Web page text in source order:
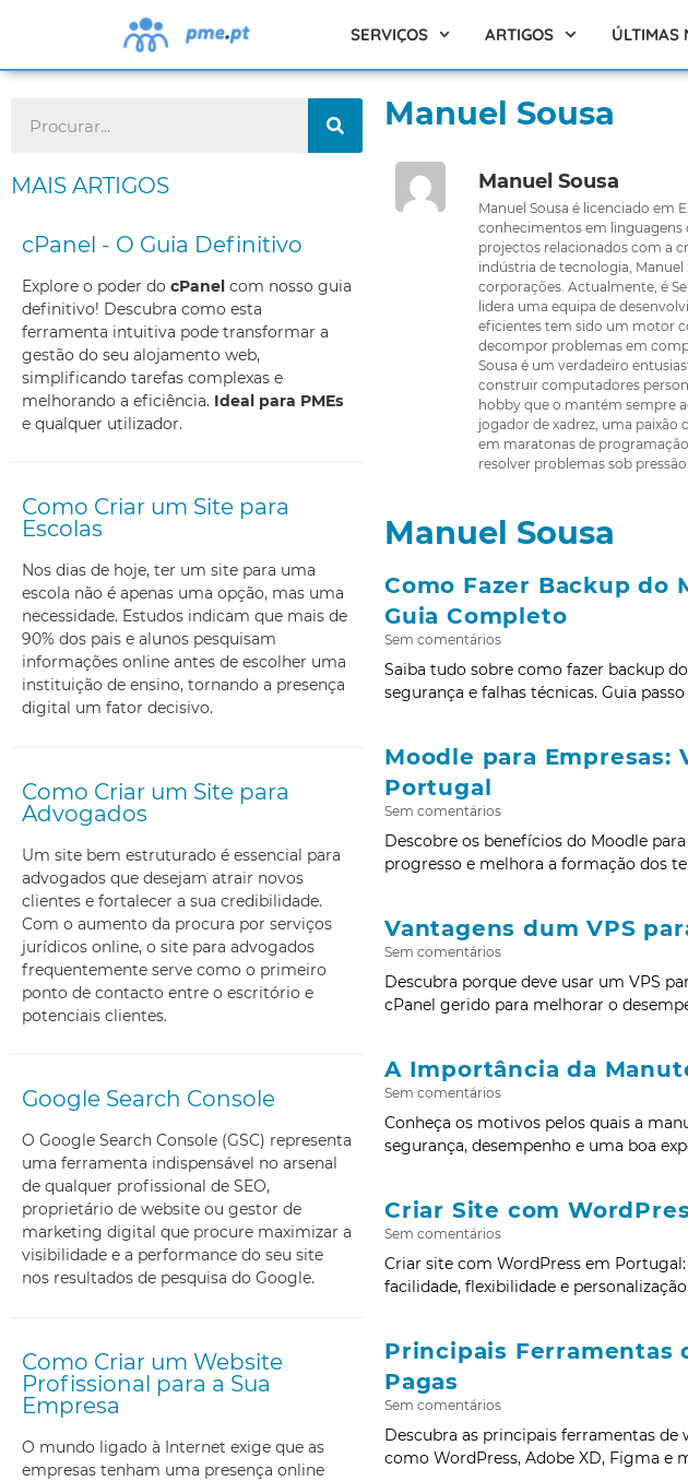
SERVIÇOS ARTIGOS ÚLTIMAS
MAIS ARTIGOS
cPanel - O Guia Definitivo
Explore o poder do cPanel com nosso guia
definitivo! Descubra como esta
ferramenta intuitiva pode transformar a
gestão do seu alojamento web,
simplificando tarefas complexas e
melhorando a eficiência. Ideal para PMEs
e qualquer utilizador.
Como Criar um Site para
Escolas
Nos dias de hoje, ter um site para uma
escola não é apenas uma opção, mas uma
necessidade. Estudos indicam que mais de
90% dos pais e alunos pesquisam
informações online antes de escolher uma
instituição de ensino, tornando a presença
digital um fator decisivo.
Como Criar um Site para
Advogados
Um site bem estruturado é essencial para
advogados que desejam atrair novos
clientes e fortalecer a sua credibilidade.
Com o aumento da procura por serviços
jurídicos online, o site para advogados
frequentemente serve como o primeiro
ponto de contacto entre o escritório e
potenciais clientes.
Google Search Console
O Google Search Console (GSC) representa
uma ferramenta indispensável no arsenal
de qualquer profissional de SEO,
proprietário de website ou gestor de
marketing digital que procure maximizar a
visibilidade e a performance do seu site
nos resultados de pesquisa do Google.
Como Criar um Website
Profissional para a Sua
Empresa
O mundo ligado à Internet exige que as
empresas tenham uma presença online
Manuel Sousa
Manuel Sousa
Manuel Sousa é licenciado em
conhecimentos em linguagens
projectos relacionados com a
indústria de tecnologia,
corporações. Actualmente, é
lidera uma equipa de
eficientes tem sido um motor
decompor problemas em
Sousa é um verdadeiro
construir computadores
hobby que o mantém sempre
jogador de xadrez, uma
em maratonas de
resolver problemas sob pressão.
Manuel Sousa
Como Fazer Backup do
Guia Completo
Sem comentários
Saiba tudo sobre como fazer backup
segurança e falhas técnicas. Guia passo
Moodle para Empresas:
Portugal
Sem comentários
Descobre os benefícios do Moodle
progresso e melhora a formação dos
Vantagens dum VPS
Sem comentários
Descubra porque deve usar um VPS
cPanel gerido para melhorar o
A Importância da
Sem comentários
Conheça os motivos pelos quais a
segurança, desempenho e uma boa
Criar Site com
Sem comentários
Criar site com WordPress em
facilidade, flexibilidade e
Principais Ferramentas
Pagas
Sem comentários
Descubra as principais ferramentas
como WordPress, Adobe XD, Figma e